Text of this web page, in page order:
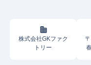
株式会社GKファク
トリー